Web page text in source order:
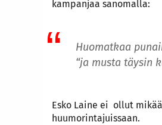
kampanjaa sanomalla:
Huomatkaa
“ja musta täysin
Esko Laine ei ollut
huumorintajuissaan.